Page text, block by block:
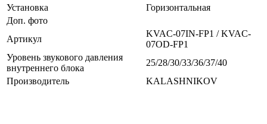
Установка
Горизонтальная
Доп. фото
Артикул
KVAC-07IN-FP1 / KVAC-
07OD-FP1
Уровень звукового давления
внутреннего блока
25/28/30/33/36/37/40
Производитель
KALASHNIKOV